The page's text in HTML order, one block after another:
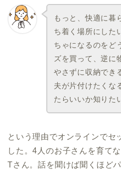
もっと、快適に暮
ち着く場所にした
ちゃになるのをど
ズを買って、逆に
やさずに収納でき
夫が片付けたくな
たらいいか知りた
という理由でオンラインでセ
した。4人のお子さんを育て
Tさん。話を聞けば聞くほどパ